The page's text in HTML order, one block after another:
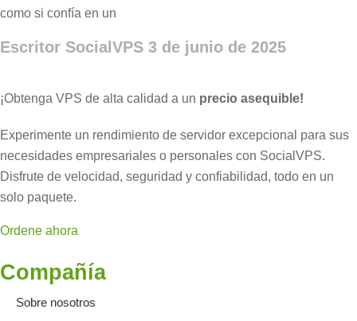
como si confía en un
Escritor SocialVPS 3 de junio de 2025
¡Obtenga VPS de alta calidad a un precio asequible!
Experimente un rendimiento de servidor excepcional para sus
necesidades empresariales o personales con SocialVPS.
Disfrute de velocidad, seguridad y confiabilidad, todo en un
solo paquete.
Ordene ahora
Compañía
Sobre nosotros